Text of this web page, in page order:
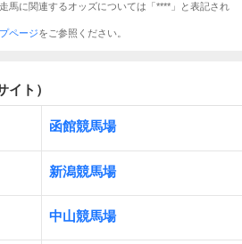
馬に関連するオッズについては「****」と表記され
ページをご参照ください。
ト）
函館競馬場
新潟競馬場
中山競馬場